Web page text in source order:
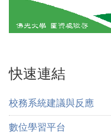
快速連結
校務系統建議與反應
數位學習平台